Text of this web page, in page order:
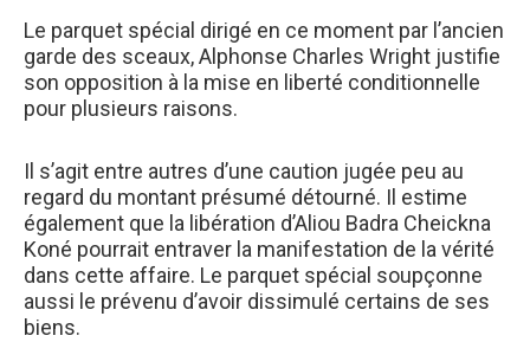
Le parquet spécial dirigé en ce moment par l’ancien
garde des sceaux, Alphonse Charles Wright justifie
son opposition à la mise en liberté conditionnelle
pour plusieurs raisons.
Il s’agit entre autres d’une caution jugée peu au
regard du montant présumé détourné. Il estime
également que la libération d’Aliou Badra Cheickna
Koné pourrait entraver la manifestation de la vérité
dans cette affaire. Le parquet spécial soupçonne
aussi le prévenu d’avoir dissimulé certains de ses
biens.